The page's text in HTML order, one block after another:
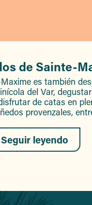
de Sainte-
es también
del Var,
de catas en
provenzales,
Seguir leyendo